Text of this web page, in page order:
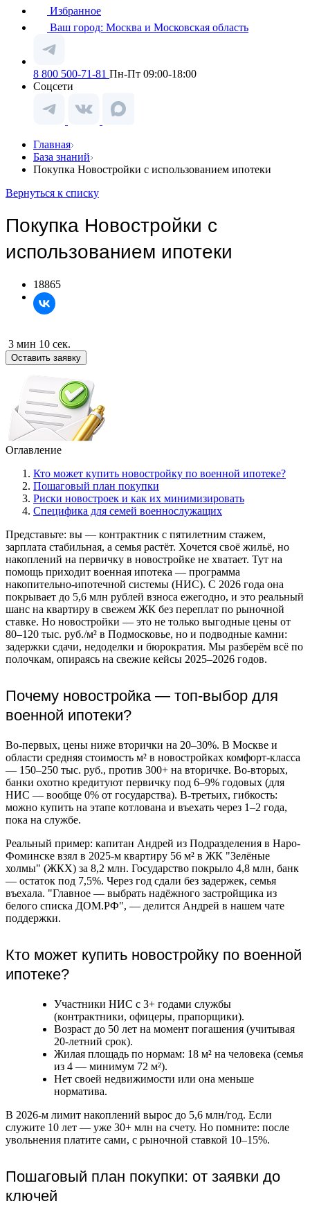
Избранное
Ваш город: Москва и Московская область
8 800 500-71-81 Пн-Пт 09:00-18:00
Соцсети
Главная
База знаний
Покупка Новостройки с использованием ипотеки
Вернуться к списку
Покупка Новостройки с
использованием ипотеки
18865
3 мин 10 сек.
Оставить заявку
Оглавление
Кто может купить новостройку по военной ипотеке?
Пошаговый план покупки
Риски новостроек и как их минимизировать
Специфика для семей военнослужащих
Представьте: вы — контрактник с пятилетним стажем,
зарплата стабильная, а семья растёт. Хочется своё жильё, но
накоплений на первичку в новостройке не хватает. Тут на
помощь приходит военная ипотека — программа
накопительно-ипотечной системы (НИС). С 2026 года она
покрывает до 5,6 млн рублей взноса ежегодно, и это реальный
шанс на квартиру в свежем ЖК без переплат по рыночной
ставке. Но новостройки — это не только выгодные цены от
80–120 тыс. руб./м² в Подмосковье, но и подводные камни:
задержки сдачи, недоделки и бюрократия. Мы разберём всё по
полочкам, опираясь на свежие кейсы 2025–2026 годов.
Почему новостройка — топ-выбор для
военной ипотеки?
Во-первых, цены ниже вторички на 20–30%. В Москве и
области средняя стоимость м² в новостройках комфорт-класса
— 150–250 тыс. руб., против 300+ на вторичке. Во-вторых,
банки охотно кредитуют первичку под 6–9% годовых (для
НИС — вообще 0% от государства). В-третьих, гибкость:
можно купить на этапе котлована и въехать через 1–2 года,
пока на службе.
Реальный пример: капитан Андрей из Подразделения в Наро-
Фоминске взял в 2025-м квартиру 56 м² в ЖК "Зелёные
холмы" (ЖКХ) за 8,2 млн. Государство покрыло 4,8 млн, банк
— остаток под 7,5%. Через год сдали без задержек, семья
въехала. "Главное — выбрать надёжного застройщика из
белого списка ДОМ.РФ", — делится Андрей в нашем чате
поддержки.
Кто может купить новостройку по военной
ипотеке?
Участники НИС с 3+ годами службы
(контрактники, офицеры, прапорщики).
Возраст до 50 лет на момент погашения (учитывая
20-летний срок).
Жилая площадь по нормам: 18 м² на человека (семья
из 4 — минимум 72 м²).
Нет своей недвижимости или она меньше
норматива.
В 2026-м лимит накоплений вырос до 5,6 млн/год. Если
служите 10 лет — уже 30+ млн на счету. Но помните: после
увольнения платите сами, с рыночной ставкой 10–15%.
Пошаговый план покупки: от заявки до
ключей